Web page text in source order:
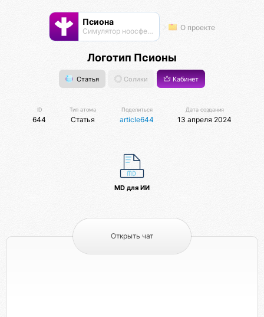
Псиона
Cимулятор ноосферы О проекте
Логотип Псионы
Статья Солики Кабинет
ID
644
Тип атома
Статья
Поделиться
article644
Дата создания
13 апреля 2024
MD для ИИ
Открыть чат